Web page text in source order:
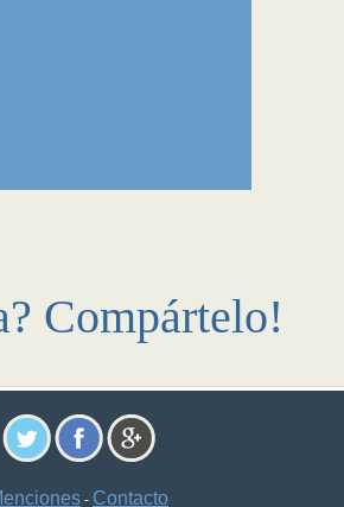
Compártelo!
- Contacto